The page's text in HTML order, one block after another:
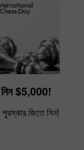
নিন $5,000!
জিতে নিন!